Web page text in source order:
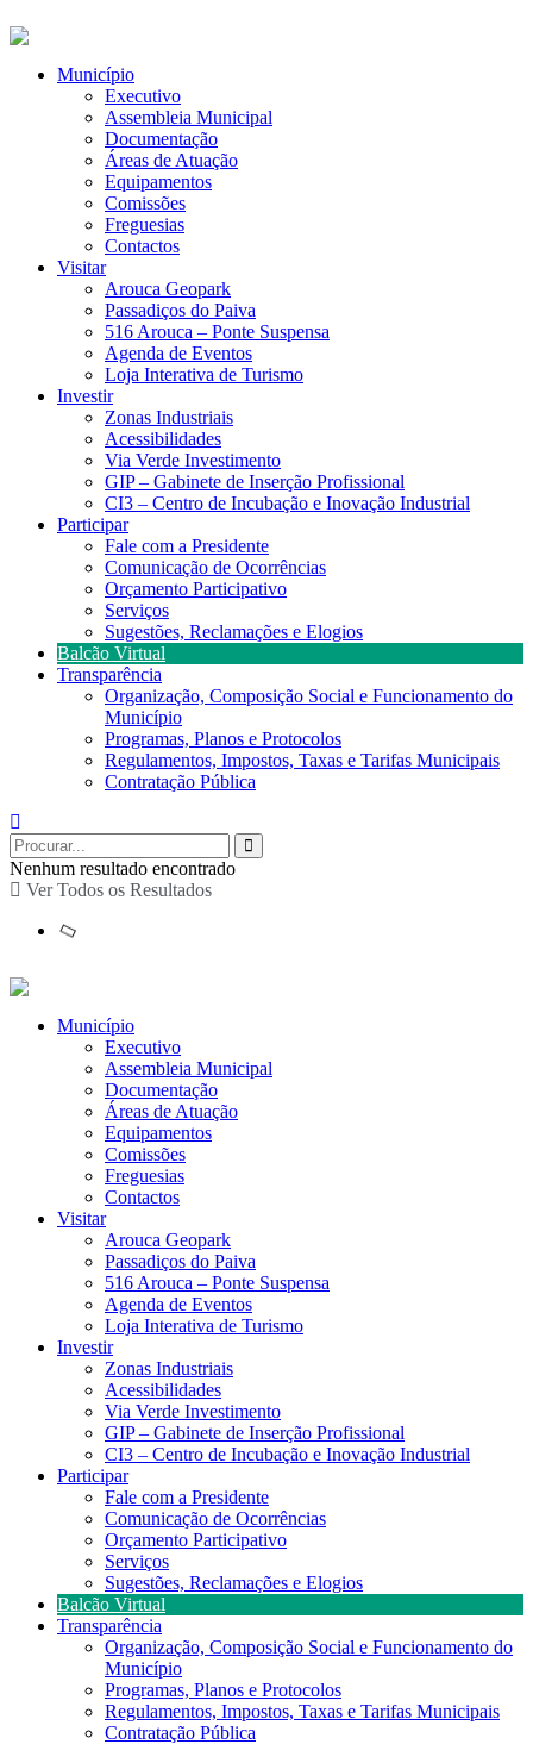
Município
Executivo
Assembleia Municipal
Documentação
Áreas de Atuação
Equipamentos
Comissões
Freguesias
Contactos
Visitar
Arouca Geopark
Passadiços do Paiva
516 Arouca – Ponte Suspensa
Agenda de Eventos
Loja Interativa de Turismo
Investir
Zonas Industriais
Acessibilidades
Via Verde Investimento
GIP – Gabinete de Inserção Profissional
CI3 – Centro de Incubação e Inovação Industrial
Participar
Fale com a Presidente
Comunicação de Ocorrências
Orçamento Participativo
Serviços
Sugestões, Reclamações e Elogios
Balcão Virtual
Transparência
Organização, Composição Social e Funcionamento do
Município
Programas, Planos e Protocolos
Regulamentos, Impostos, Taxas e Tarifas Municipais
Contratação Pública
Nenhum resultado encontrado
Ver Todos os Resultados
Município
Executivo
Assembleia Municipal
Documentação
Áreas de Atuação
Equipamentos
Comissões
Freguesias
Contactos
Visitar
Arouca Geopark
Passadiços do Paiva
516 Arouca – Ponte Suspensa
Agenda de Eventos
Loja Interativa de Turismo
Investir
Zonas Industriais
Acessibilidades
Via Verde Investimento
GIP – Gabinete de Inserção Profissional
CI3 – Centro de Incubação e Inovação Industrial
Participar
Fale com a Presidente
Comunicação de Ocorrências
Orçamento Participativo
Serviços
Sugestões, Reclamações e Elogios
Balcão Virtual
Transparência
Organização, Composição Social e Funcionamento do
Município
Programas, Planos e Protocolos
Regulamentos, Impostos, Taxas e Tarifas Municipais
Contratação Pública